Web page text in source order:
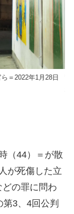
＝2022年1月28日
（44）＝が散
が死傷した立
の罪に問わ
3、4回公判